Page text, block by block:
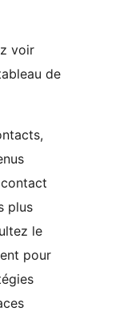
voir
de
plus
le
pour